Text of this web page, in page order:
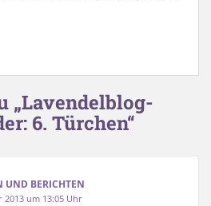
„Lavendelblog-
6. Türchen“
UND BERICHTEN
2013 um 13:05 Uhr